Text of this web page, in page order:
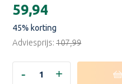
voorraad:
€59,94
45% korting
Adviesprijs: €107,99
HOEVEELHEID
- HOEVEELHEID
+